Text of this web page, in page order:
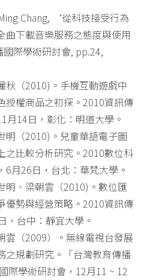
Chang, ‘從科技接受行為
曲下載音樂服務之態度與使用
際學術研討會, pp.24,
秋（2010)。手機互動遊戲中
授權商品之初探。2010資訊傳
月14日，彰化：明道大學。
明（2010)。兒童華語電子圖
之比較分析研究。2010數位科
6月26日，台北：華梵大學。
明、梁朝雲（2010)。數位匯
優勢與經營策略。2010資訊傳
，台中：靜宜大學。
雲（2009）。無線電視台發展
之規劃研究。「台灣教育傳播
際學術研討會，12月11 ~ 12